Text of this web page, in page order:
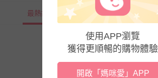
最熱銷 新上市
使用APP瀏覽
獲得更順暢的購物體驗
開啟「媽咪愛」APP